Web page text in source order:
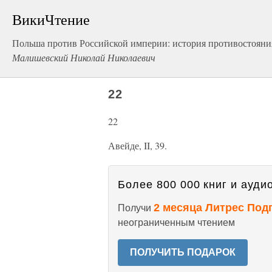
ВикиЧтение
Польша против Российской империи: история
Малишевский Николай Николаевич
22
22
Авейде, II, 39.
Более 800 000 книг и
Получи 2 месяца Литрес
неограниченным чтением
ПОЛУЧИТЬ ПОДАРОК